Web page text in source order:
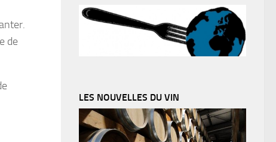
de
LES NOUVELLES DU VIN